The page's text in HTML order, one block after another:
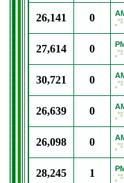
0
26,141
0
27,614
0
30,721
0
26,639
0
26,098
1
28,245